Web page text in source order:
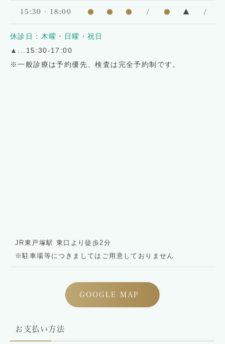
15:30 - 18:00 ● ● ● / ● ▲ /
休診日：木曜・日曜・祝日
▲ ...15:30-17:00
※一般診療は予約優先、検査は完全予約制です。
JR東戸塚駅 東口より徒歩2分
※駐車場等につきましてはご用意しておりません
GOOGLE MAP
お支払い方法